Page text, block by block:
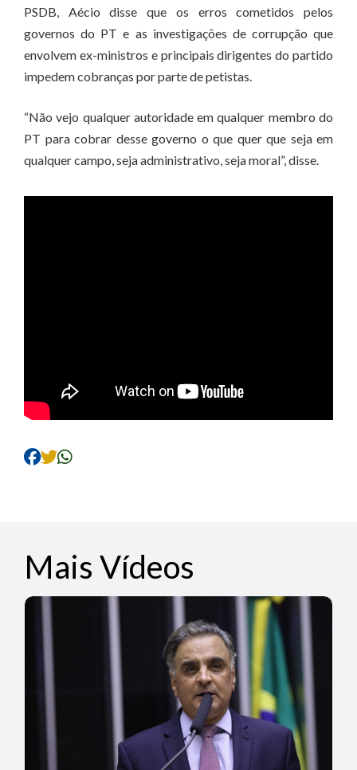
PSDB, Aécio disse que os erros cometidos pelos
governos do PT e as investigações de corrupção que
envolvem ex-ministros e principais dirigentes do partido
impedem cobranças por parte de petistas.
“Não vejo qualquer autoridade em qualquer membro do
PT para cobrar desse governo o que quer que seja em
qualquer campo, seja administrativo, seja moral”, disse.
Mais Vídeos